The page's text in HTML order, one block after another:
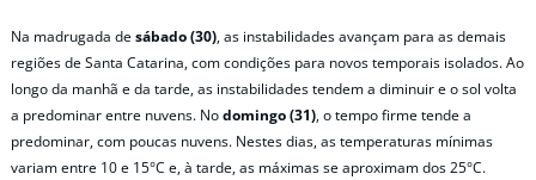
Na madrugada desábado (30), as instabilidades avançam para as demais
regiões de Santa Catarina, com condições para novos temporais isolados. Ao
longo da manhã e da tarde, as instabilidades tendem a diminuir e o sol volta
a predominar entre nuvens. Nodomingo (31), o tempo firme tende a
predominar, com poucas nuvens. Nestes dias, as temperaturas mínimas
variam entre 10 e 15°C e, à tarde, as máximas se aproximam dos 25°C.